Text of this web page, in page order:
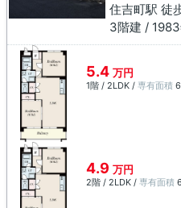
住吉町駅 徒
3階建 /
5.4 万円
1階 / 2LDK / 専有面積
4.9 万円
2階 / 2LDK / 専有面積